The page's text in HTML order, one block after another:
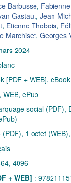
Barbusse,
Gastaut, Jean-
, Etienne Thobois,
Marchiset, Georges
2024
[PDF + WEB],
WEB, ePub
social (PDF),
(PDF), 1 octet
4096
+ WEB] :